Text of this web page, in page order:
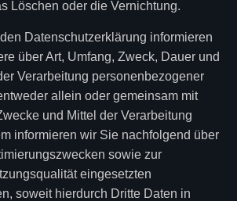
Löschen oder die Vernichtung.
Datenschutzerklärung informieren
über Art, Umfang, Zweck, Dauer und
Verarbeitung personenbezogener
allein oder gemeinsam mit
und Mittel der Verarbeitung
informieren wir Sie nachfolgend über
sowie zur
eingesetzten
soweit hierdurch Dritte Daten in